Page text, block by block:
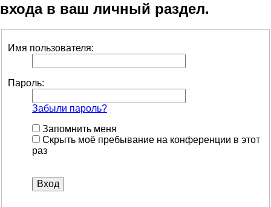
входа в ваш личный раздел.
Имя пользователя:
Пароль:
Забыли пароль?
Запомнить меня
Скрыть моё пребывание на конференции в этот
раз